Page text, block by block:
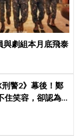
與劇組本月底飛泰
警2》幕後！鄭
住笑容，卻認為